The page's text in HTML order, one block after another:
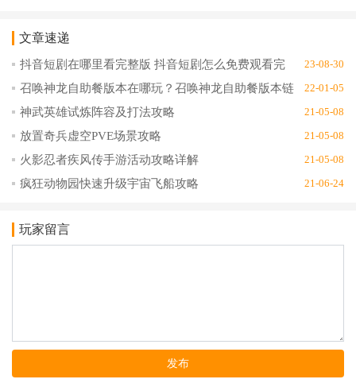
安卓版
版
文章速递
抖音短剧在哪里看完整版 抖音短剧怎么免费观看完
23-08-30
召唤神龙自助餐版本在哪玩？召唤神龙自助餐版本链
22-01-05
神武英雄试炼阵容及打法攻略 21-05-08
放置奇兵虚空PVE场景攻略 21-05-08
火影忍者疾风传手游活动攻略详解 21-05-08
疯狂动物园快速升级宇宙飞船攻略 21-06-24
玩家留言
发布